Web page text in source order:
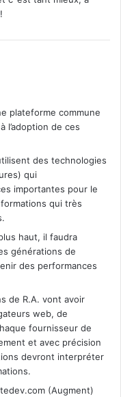
plateforme commune
l’adoption de ces
des technologies
qui
importantes pour le
qui très
haut, il faudra
générations de
des performances
de R.A. vont avoir
web, de
fournisseur de
et avec précision
devront interpréter
(Augment)